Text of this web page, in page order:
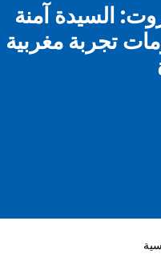
السيدة آمنة
تجربة مغربية